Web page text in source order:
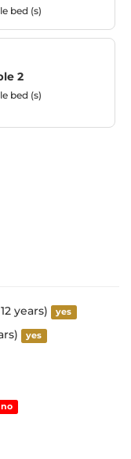
bed (s)
2
bed (s)
years) yes
yes
no